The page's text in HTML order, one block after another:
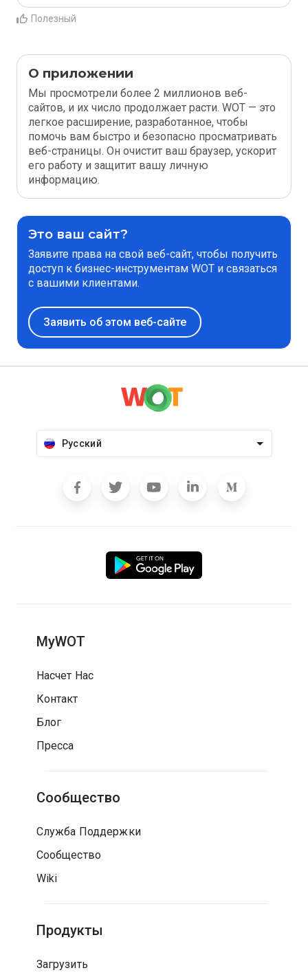
Полезный
О приложении
Мы просмотрели более 2 миллионов веб-
сайтов, и их число продолжает расти. WOT — это
легкое расширение, разработанное, чтобы
помочь вам быстро и безопасно просматривать
веб-страницы. Он очистит ваш браузер, ускорит
его работу и защитит вашу личную
информацию.
Это ваш сайт?
Заявите права на свой веб-сайт, чтобы получить
доступ к бизнес-инструментам WOT и связаться
с вашими клиентами.
Заявить об этом веб-сайте
Русский
MyWOT
Насчет Нас
Контакт
Блог
Пресса
Сообщество
Служба Поддержки
Сообщество
Wiki
Продукты
Загрузить